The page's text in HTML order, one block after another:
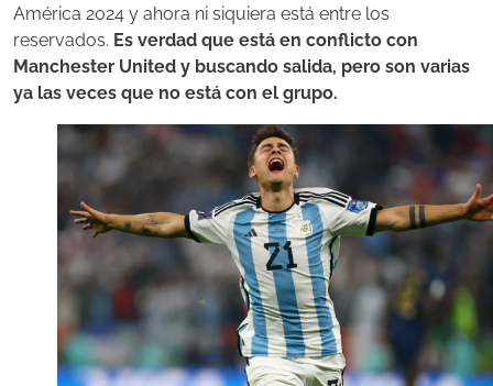
América 2024 y ahora ni siquiera está entre los
reservados. Es verdad que está en conflicto con
Manchester United y buscando salida, pero son varias
ya las veces que no está con el grupo.